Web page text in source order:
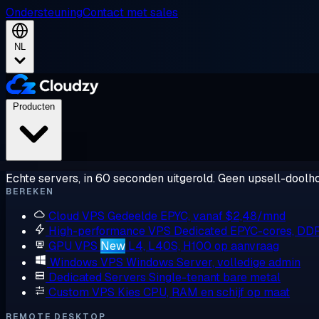
OndersteuningContact met sales
NL
Echte servers, in 60 seconden uitgerold. Geen upsell-
BEREKEN
Cloud VPS Gedeelde EPYC, vanaf $2,48/mnd
High-performance VPS Dedicated EPYC-cores,
GPU VPS New L4, L40S, H100 op aanvraag
Windows VPS Windows Server, volledige admin
Dedicated Servers Single-tenant bare metal
Custom VPS Kies CPU, RAM en schijf op maat